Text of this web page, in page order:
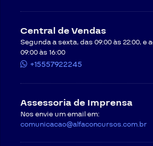
Central de Vendas
Segunda a sexta, das 09:00 às 22:00, e
09:00 às 16:00
+15557922245
Assessoria de Imprensa
Nos envie um email em:
comunicacao@alfaconcursos.com.br